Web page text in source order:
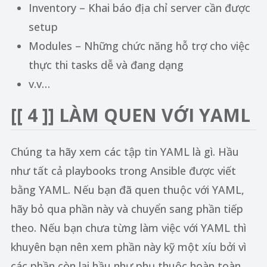
Inventory – Khai báo địa chỉ server cần được
setup
Modules – Những chức năng hỗ trợ cho việc
thực thi tasks dễ và đang dạng
v.v…
[[ 4 ]] LÀM QUEN VỚI YAML
Chúng ta hãy xem các tập tin YAML là gì. Hầu
như tất cả playbooks trong Ansible được viết
bằng YAML. Nếu bạn đã quen thuộc với YAML,
hãy bỏ qua phần này và chuyển sang phần tiếp
theo. Nếu bạn chưa từng làm việc với YAML thì
khuyên bạn nên xem phần này kỹ một xíu bởi vì